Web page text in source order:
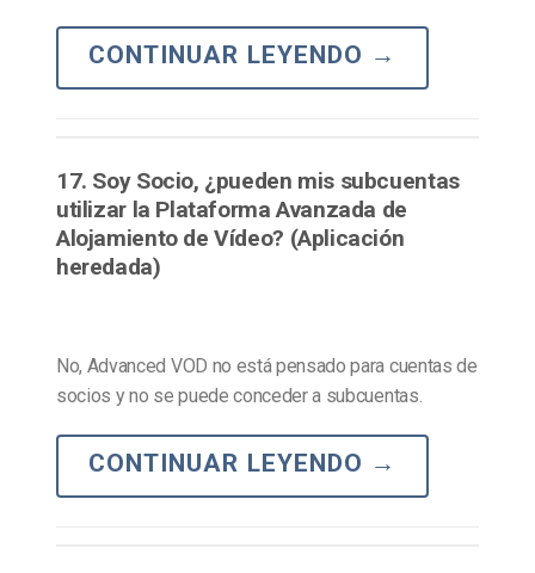
CONTINUAR LEYENDO →
17. Soy Socio, ¿pueden mis subcuentas
utilizar la Plataforma Avanzada de
Alojamiento de Vídeo? (Aplicación
heredada)
No, Advanced VOD no está pensado para cuentas de
socios y no se puede conceder a subcuentas.
CONTINUAR LEYENDO →